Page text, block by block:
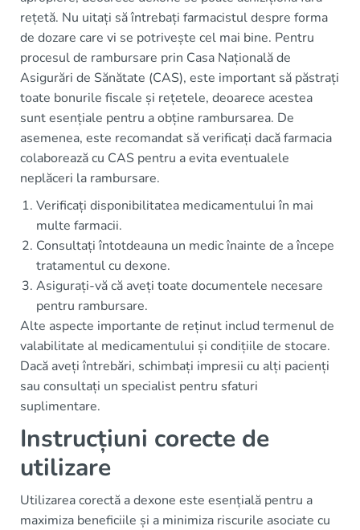
rețetă. Nu uitați să întrebați farmacistul despre forma
de dozare care vi se potrivește cel mai bine. Pentru
procesul de rambursare prin Casa Națională de
Asigurări de Sănătate (CAS), este important să păstrați
toate bonurile fiscale și rețetele, deoarece acestea
sunt esențiale pentru a obține rambursarea. De
asemenea, este recomandat să verificați dacă farmacia
colaborează cu CAS pentru a evita eventualele
neplăceri la rambursare.
Verificați disponibilitatea medicamentului în mai
multe farmacii.
Consultați întotdeauna un medic înainte de a începe
tratamentul cu dexone.
Asigurați-vă că aveți toate documentele necesare
pentru rambursare.
Alte aspecte importante de reținut includ termenul de
valabilitate al medicamentului și condițiile de stocare.
Dacă aveți întrebări, schimbați impresii cu alți pacienți
sau consultați un specialist pentru sfaturi
suplimentare.
Instrucțiuni corecte de
utilizare
Utilizarea corectă a dexone este esențială pentru a
maximiza beneficiile și a minimiza riscurile asociate cu